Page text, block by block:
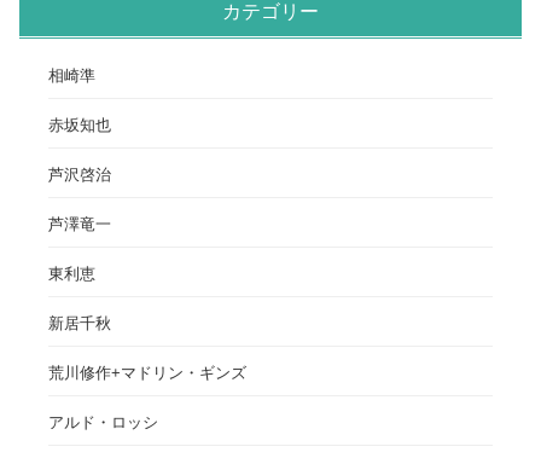
カテゴリー
相崎準
赤坂知也
芦沢啓治
芦澤竜一
東利恵
新居千秋
荒川修作+マドリン・ギンズ
アルド・ロッシ